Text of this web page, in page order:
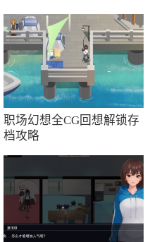
很完美的体验，再说没
手感
玩法，游戏画风精美，
器，去消灭所有的怪
力日常签到收益
职场幻想全CG回想解锁存
档攻略